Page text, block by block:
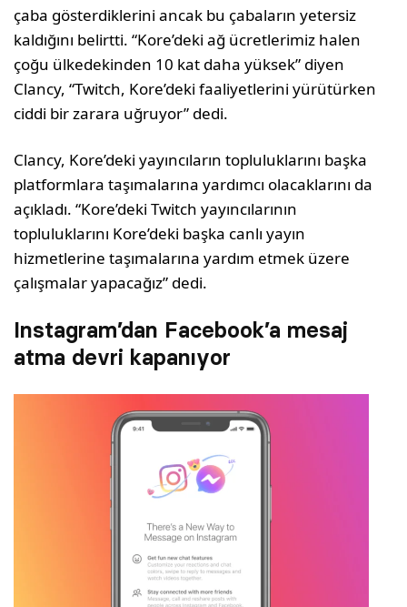
çaba gösterdiklerini ancak bu çabaların yetersiz
kaldığını belirtti. “Kore’deki ağ ücretlerimiz halen
çoğu ülkedekinden 10 kat daha yüksek” diyen
Clancy, “Twitch, Kore’deki faaliyetlerini yürütürken
ciddi bir zarara uğruyor” dedi.
Clancy, Kore’deki yayıncıların topluluklarını başka
platformlara taşımalarına yardımcı olacaklarını da
açıkladı. “Kore’deki Twitch yayıncılarının
topluluklarını Kore’deki başka canlı yayın
hizmetlerine taşımalarına yardım etmek üzere
çalışmalar yapacağız” dedi.
Instagram’dan Facebook’a mesaj
atma devri kapanıyor